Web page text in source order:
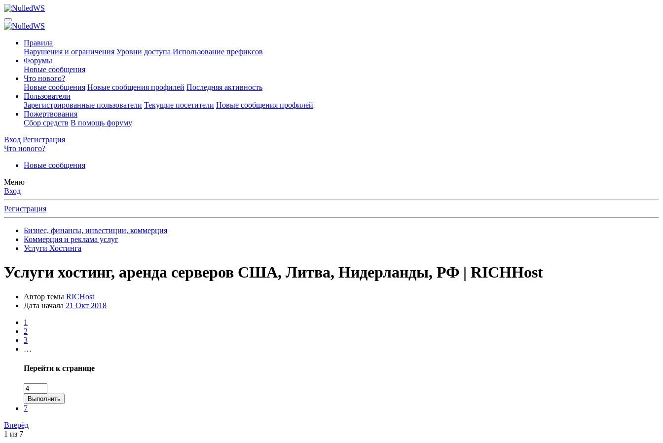
Правила
Нарушения и ограничения Уровни доступа Использование префиксов
Форумы
Новые сообщения
Что нового?
Новые сообщения Новые сообщения профилей Последняя активность
Пользователи
Зарегистрированные пользователи Текущие посетители Новые сообщения профилей
Пожертвования
Сбор средств В помощь форуму
Вход Регистрация
Что нового?
Новые сообщения
Меню
Вход
Регистрация
Бизнес, финансы, инвестиции, коммерция
Коммерция и реклама услуг
Услуги Хостинга
Услуги хостинг, аренда серверов США, Литва, Нидерланды, РФ | RICHHost
Автор темы RICHost
Дата начала 21 Окт 2018
1
2
3
…
Перейти к странице
Выполнить
7
Вперёд
1 из 7